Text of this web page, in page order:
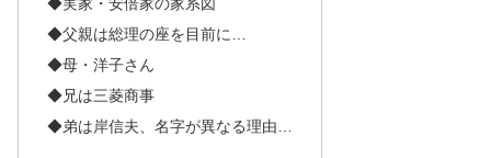
◆実家・安倍家の家系図
◆父親は総理の座を目前に…
◆母・洋子さん
◆兄は三菱商事
◆弟は岸信夫、名字が異なる理由…